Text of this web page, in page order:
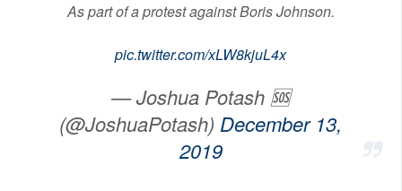
As part of a protest against Boris Johnson.
pic.twitter.com/xLW8kjuL4x
— Joshua Potash 🆘
(@JoshuaPotash) December 13,
2019